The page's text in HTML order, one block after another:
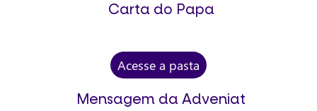
Carta do Papa
Acesse a pasta
Mensagem da Adveniat